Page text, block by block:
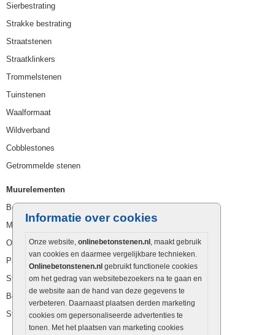
Informatie over cookies
Onze website, onlinebetonstenen.nl , maakt gebruik
van cookies en daarmee vergelijkbare technieken.
Onlinebetonstenen.nl gebruikt functionele cookies
om het gedrag van websitebezoekers na te gaan en
de website aan de hand van deze gegevens te
verbeteren. Daarnaast plaatsen derden marketing
cookies om gepersonaliseerde advertenties te
tonen. Met het plaatsen van marketing cookies
Sierbestrating
Strakke bestrating
Straatstenen
Straatklinkers
Trommelstenen
Tuinstenen
Waalformaat
Wildverband
Cobblestones
Getrommelde stenen
Muurelementen
Betonbielzen
Muurstenen
Opsluitbanden
Palissaden
Stapelblokken
Betonblokken
Stapelstenen